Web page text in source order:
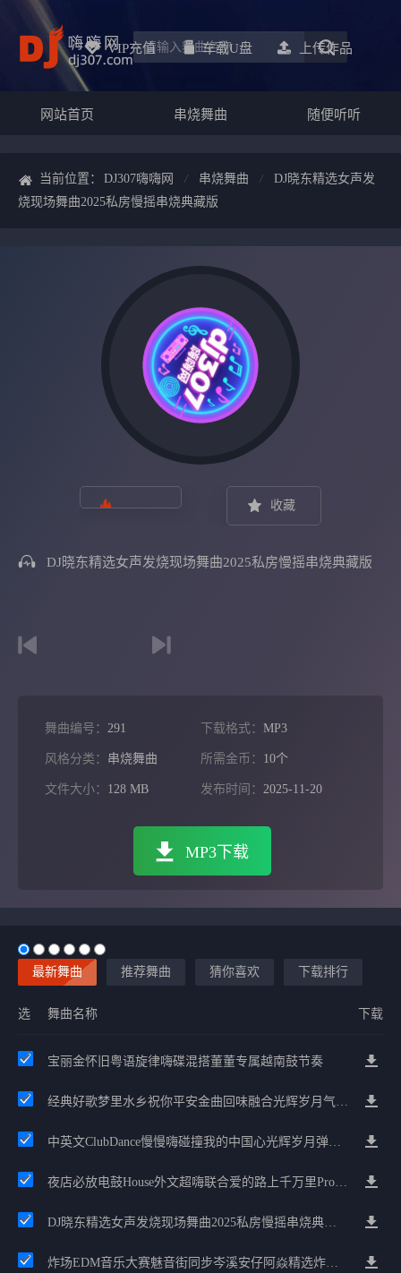
VIP充值 车载u盘 上传作品
网站首页 串烧舞曲 随便听听
当前位置： DJ307嗨嗨网 串烧舞曲
DJ晓东精选女声发
烧现场舞曲2025私房慢摇串烧典藏版
收藏
DJ晓东精选女声发烧现场舞曲2025私房慢摇串烧典藏版
舞曲编号： 291 下载格式： MP3
风格分类： 串烧舞曲 所需金币： 10个
文件大小： 128 MB 发布时间： 2025-11-20
MP3下载
最新舞曲 推荐舞曲 猜你喜欢 下载排行
选 舞曲名称 下载
宝丽金怀旧粤语旋律嗨碟混搭董董专属越南鼓节奏
经典好歌梦里水乡祝你平安金曲回味融合光辉岁月气氛中文兄弟串烧
中英文ClubDance慢慢嗨碰撞我的中国心光辉岁月弹鼓车载
夜店必放电鼓House外文超嗨联合爱的路上千万里Prog包房漫步上头
DJ晓东精选女声发烧现场舞曲2025私房慢摇串烧典藏版
炸场EDM音乐大赛魅音街同步岑溪安仔阿焱精选炸场歌路串烧